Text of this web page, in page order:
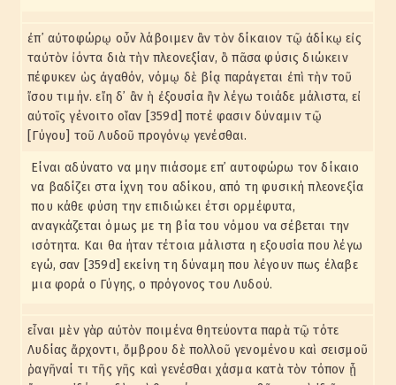
ἐπ᾽ αὐτοφώρῳ οὖν λάβοιμεν ἂν τὸν δίκαιον τῷ ἀδίκῳ εἰς
ταὐτὸν ἰόντα διὰ τὴν πλεονεξίαν, ὃ πᾶσα φύσις διώκειν
πέφυκεν ὡς ἀγαθόν, νόμῳ δὲ βίᾳ παράγεται ἐπὶ τὴν τοῦ
ἴσου τιμήν. εἴη δ᾽ ἂν ἡ ἐξουσία ἣν λέγω τοιάδε μάλιστα, εἰ
αὐτοῖς γένοιτο οἵαν [359d] ποτέ φασιν δύναμιν τῷ
[Γύγου] τοῦ Λυδοῦ προγόνῳ γενέσθαι.
Είναι αδύνατο να μην πιάσομε επ᾽ αυτοφώρω τον δίκαιο
να βαδίζει στα ίχνη του αδίκου, από τη φυσική πλεονεξία
που κάθε φύση την επιδιώκει έτσι ορμέφυτα,
αναγκάζεται όμως με τη βία του νόμου να σέβεται την
ισότητα. Και θα ήταν τέτοια μάλιστα η εξουσία που λέγω
εγώ, σαν [359d] εκείνη τη δύναμη που λέγουν πως έλαβε
μια φορά o Γύγης, ο πρόγονος του Λυδού.
εἶναι μὲν γὰρ αὐτὸν ποιμένα θητεύοντα παρὰ τῷ τότε
Λυδίας ἄρχοντι, ὄμβρου δὲ πολλοῦ γενομένου καὶ σεισμοῦ
ῥαγῆναί τι τῆς γῆς καὶ γενέσθαι χάσμα κατὰ τὸν τόπον ᾗ